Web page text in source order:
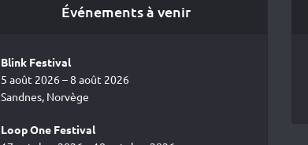
Événements à venir
Blink Festival
5 août 2026 – 8 août 2026
Sandnes, Norvège
Loop One Festival